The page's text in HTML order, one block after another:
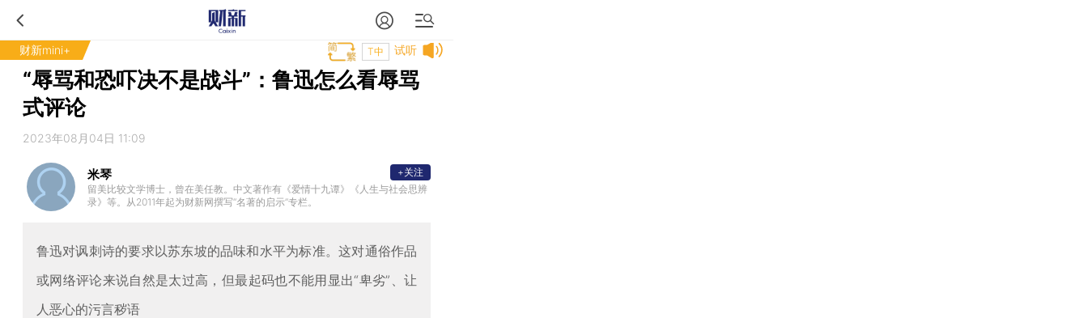
财新mini+ 试听
T中
“辱骂和恐吓决不是战斗”：鲁迅怎么看辱骂
式评论
2023年08月04日 11:09
米琴
留美比较文学博士，曾在美任教。中文著作有《爱情十九谭》《人生与社会思辨
录》等。从2011年起为财新网撰写“名著的启示”专栏。
+关注
鲁迅对讽刺诗的要求以苏东坡的品味和水平为标准。这对通俗作品
或网络评论来说自然是太过高，但最起码也不能用显出“卑劣”、让
人恶心的污言秽语